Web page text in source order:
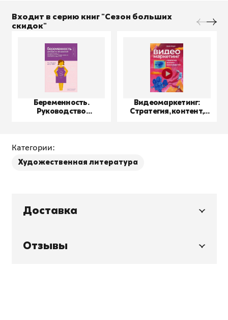
Входит в серию книг "Сезон больших
скидок"
Беременность.
Руководство
Видеомаркетинг:
Стратегия, контент,
Категории:
Художественная литература
Доставка
Отзывы